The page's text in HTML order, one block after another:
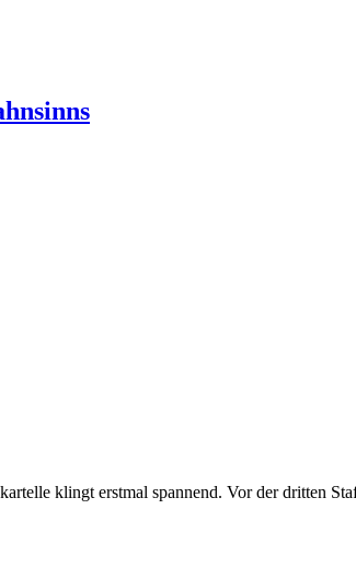
klingt erstmal spannend. Vor der dritten